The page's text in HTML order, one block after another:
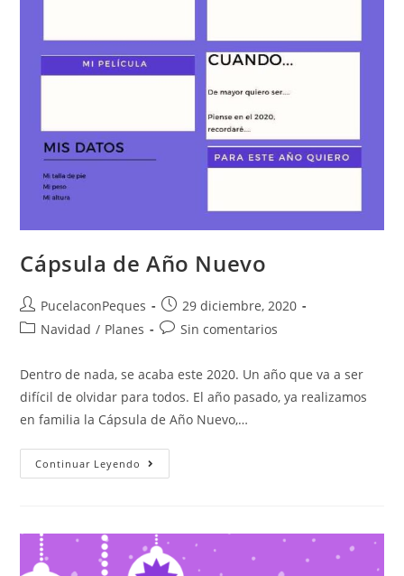
Cápsula de Año Nuevo
PucelaconPeques
29 diciembre, 2020
Navidad / Planes Sin comentarios
Dentro de nada, se acaba este 2020. Un año que va a ser
difícil de olvidar para todos. El año pasado, ya realizamos
en familia la Cápsula de Año Nuevo,…
Continuar Leyendo